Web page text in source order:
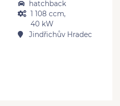
hatchback
1 108 ccm,
40 kW
Jindřichův Hradec